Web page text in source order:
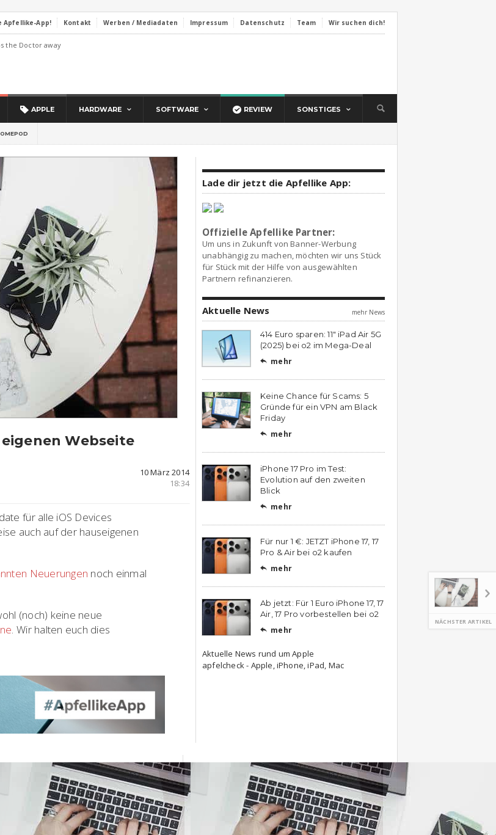
NÄCHSTER ARTIKEL
Apfellike-App! Kontakt Werben / Mediadaten Impressum Datenschutz Team Wir suchen dich!
the Doctor away
APPLE HARDWARE SOFTWARE REVIEW SONSTIGES
Webseite
10 März 2014
18:34
für alle iOS Devices
auch auf der hauseigenen
Neuerungen noch einmal
(noch) keine neue
. Wir halten euch dies
Lade dir jetzt die Apfellike App:
Offizielle Apfellike Partner:
Um uns in Zukunft von Banner-Werbung
unabhängig zu machen, möchten wir uns Stück
für Stück mit der Hilfe von ausgewählten
Partnern refinanzieren.
Aktuelle News mehr News
414 Euro sparen: 11″ iPad Air 5G
(2025) bei o2 im Mega-Deal
 mehr
Keine Chance für Scams: 5
Gründe für ein VPN am Black
Friday
 mehr
iPhone 17 Pro im Test:
Evolution auf den zweiten
Blick
 mehr
Für nur 1 €: JETZT iPhone 17, 17
Pro & Air bei o2 kaufen
 mehr
Ab jetzt: Für 1 Euro iPhone 17, 17
Air, 17 Pro vorbestellen bei o2
 mehr
Aktuelle News rund um Apple
apfelcheck - Apple, iPhone, iPad, Mac